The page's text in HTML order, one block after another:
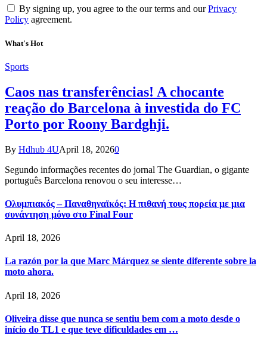
By signing up, you agree to the our terms and ourPrivacy
Policy agreement.
What's Hot
Sports
Caos nas transferências! A chocante
reação do Barcelona à investida do FC
Porto por Roony Bardghji.
By Hdhub 4UApril 18, 20260
Segundo informações recentes do jornal The Guardian, o gigante
português Barcelona renovou o seu interesse…
Ολυμπιακός – Παναθηναϊκός: Η πιθανή τους πορεία με μια
συνάντηση μόνο στο Final Four
April 18, 2026
La razón por la que Marc Márquez se siente diferente sobre la
moto ahora.
April 18, 2026
Oliveira disse que nunca se sentiu bem com a moto desde o
início do TL1 e que teve dificuldades em …